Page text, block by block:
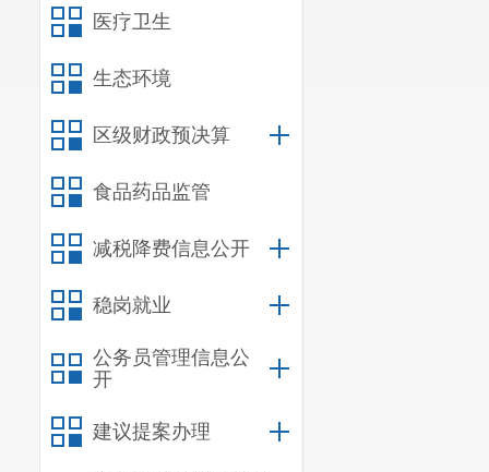
医疗卫生
生态环境
区级财政预决算
食品药品监管
减税降费信息公开
稳岗就业
公务员管理信息公
开
建议提案办理